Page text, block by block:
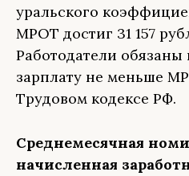
уральского
МРОТ достиг 31 157
Работодатели обязаны
зарплату не меньше
Трудовом кодексе РФ.
Среднемесячная
начисленная